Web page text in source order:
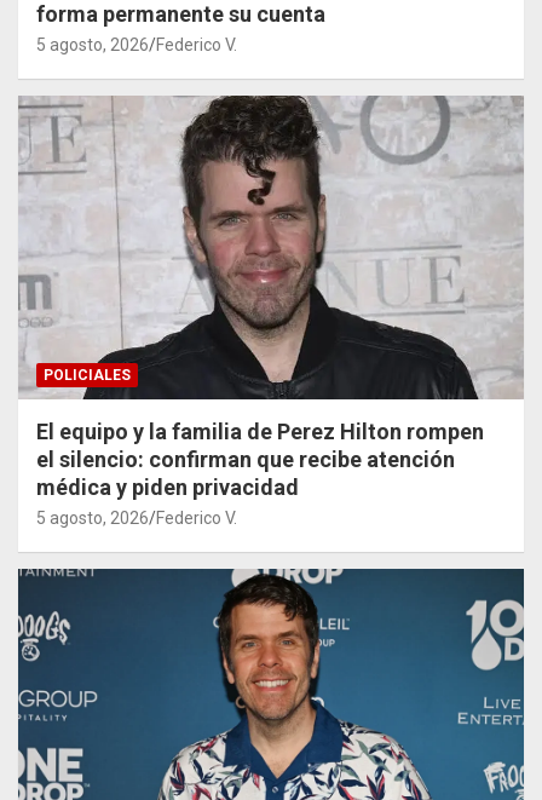
forma permanente su cuenta
5 agosto, 2026 Federico V.
POLICIALES
El equipo y la familia de Perez Hilton rompen
el silencio: confirman que recibe atención
médica y piden privacidad
5 agosto, 2026 Federico V.